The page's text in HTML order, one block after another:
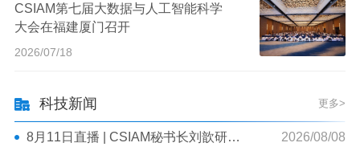
CSIAM第七届大数据与人工智能科学
大会在福建厦门召开
2026/07/18
科技新闻 更多>
8月11日直播 | CSIAM秘书长刘歆研究员：去中心化优化，如何在大规模系统中兼顾效率和安全
2026/08/08
2026/06/02
中国工业与应用数学学会关于开展第五届青年人才托举工程项目申报工作的通知
2026/05/27